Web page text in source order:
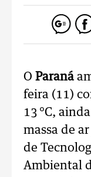
O Paraná
feira (11)
13 °C,
massa de
de
Ambiental